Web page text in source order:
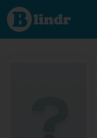
User648967956
- On hledá
někoho
Trnavský kraj -